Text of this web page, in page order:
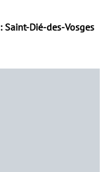
Dié-des-Vosges